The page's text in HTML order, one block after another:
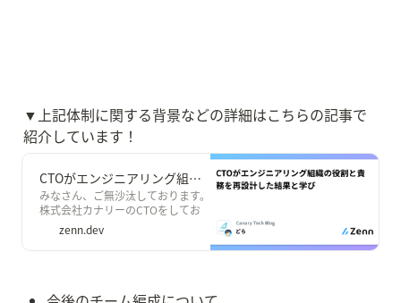
▼上記体制に関する背景などの詳細はこちらの記事で
紹介しています！
CTOがエンジニアリング組織の役割と責務を再設計した結果と学び
みなさん、ご無沙汰しております。
株式会社カナリーのCTOをしてお
りますどらです。暑い日が続きます
が🌞 みなさんいかがお過ごしでし
ょうか。
zenn.dev